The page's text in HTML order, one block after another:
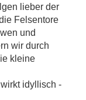
lieber der
Felsentore
und
wir durch
kleine
idyllisch -